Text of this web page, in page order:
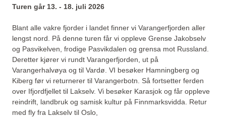
Turen går 13. - 18. juli 2026
Blant alle vakre fjorder i landet finner vi Varangerfjorden aller
lengst nord. På denne turen får vi oppleve Grense Jakobselv
og Pasvikelven, frodige Pasvikdalen og grensa mot Russland.
Deretter kjører vi rundt Varangerfjorden, ut på
Varangerhalvøya og til Vardø. VI besøker Hamningberg og
Kiberg før vi returnerer til Varangerbotn. Så fortsetter ferden
over Ifjordfjellet til Lakselv. Vi besøker Karasjok og får oppleve
reindrift, landbruk og samisk kultur på Finnmarksvidda. Retur
med fly fra Lakselv til Oslo,